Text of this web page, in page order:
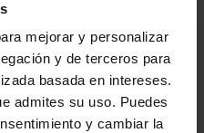
mejorar y personalizar
y de terceros para
basada en intereses.
admites su uso. Puedes
y cambiar la